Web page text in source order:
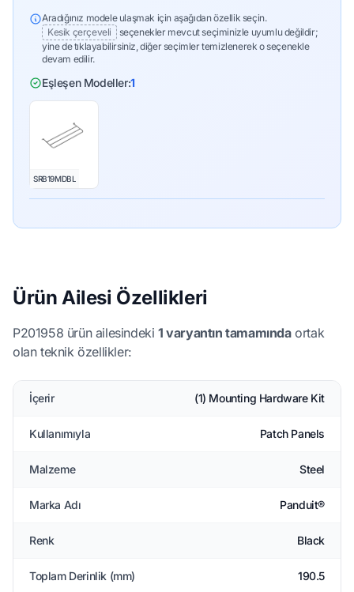
Aradığınız modele ulaşmak için aşağıdan özellik seçin.
Kesik çerçeveli
seçenekler mevcut seçiminizle uyumlu değildir;
yine de tıklayabilirsiniz, diğer seçimler temizlenerek o seçenekle
devam edilir.
Eşleşen Modeller:1
SRB19MDBL
Ürün Ailesi Özellikleri
P201958 ürün ailesindeki 1 varyantın tamamındaortak
olan teknik özellikler:
İçerir (1) Mounting Hardware Kit
Kullanımıyla Patch Panels
Malzeme Steel
Marka Adı Panduit®
Renk Black
Toplam Derinlik (mm) 190.5